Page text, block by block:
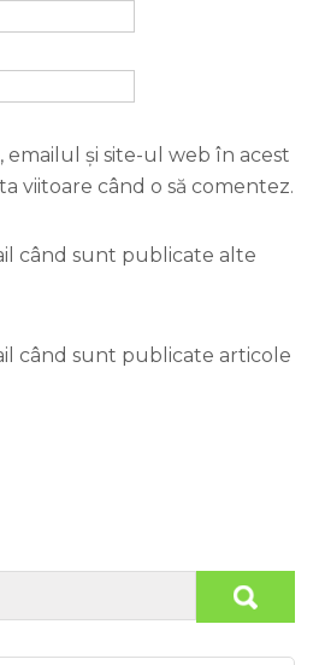
emailul și site-ul web în acest
viitoare când o să comentez.
când sunt publicate alte
când sunt publicate articole